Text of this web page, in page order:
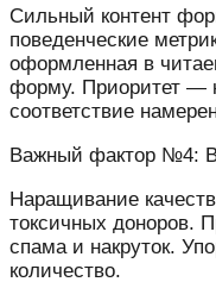
Сильный контент
поведенческие
оформленная в
форму. Приоритет —
соответствие
Важный фактор №4:
Наращивание
токсичных доноров.
спама и накруток.
количество.